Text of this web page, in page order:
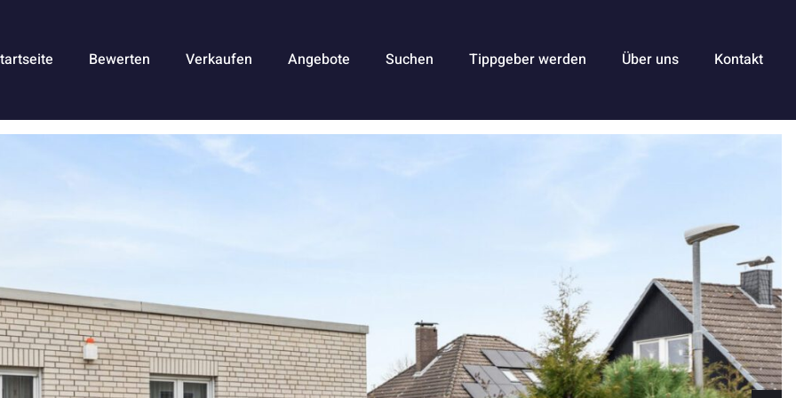
Bewerten Verkaufen Angebote Suchen Tippgeber werden Über uns Kontakt